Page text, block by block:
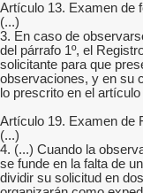
Artículo 13. Examen de
(...)
3. En caso de
del párrafo 1º, el
solicitante para que
observaciones, y en su
lo prescrito en el artículo
Artículo 19. Examen de
(...)
4. (...) Cuando la
se funde en la falta de
dividir su solicitud en